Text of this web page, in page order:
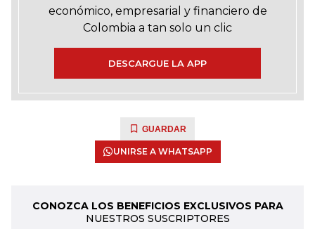
económico, empresarial y financiero de
Colombia a tan solo un clic
DESCARGUE LA APP
GUARDAR
UNIRSE A WHATSAPP
CONOZCA LOS BENEFICIOS EXCLUSIVOS PARA
NUESTROS SUSCRIPTORES